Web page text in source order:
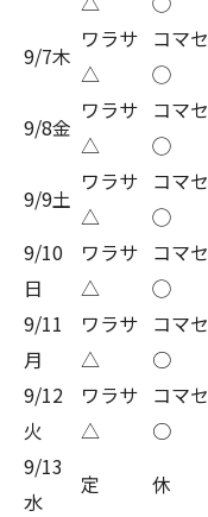
9/7木
ワラサ
△
コマセ
◯
9/8金
ワラサ
△
コマセ
◯
9/9土
ワラサ
△
コマセ
◯
9/10
日
ワラサ
△
コマセ
◯
9/11
月
ワラサ
△
コマセ
○
9/12
火
ワラサ
△
コマセ
○
9/13
水
定 休